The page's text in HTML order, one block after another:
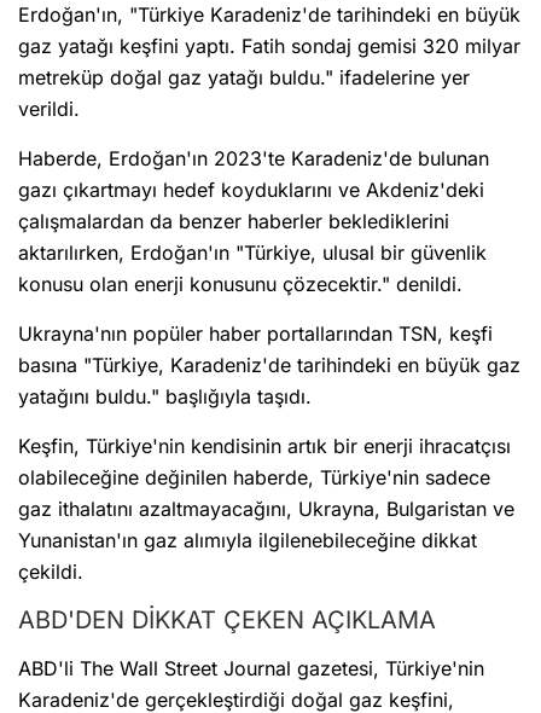
Erdoğan'ın, "Türkiye Karadeniz'de tarihindeki en büyük
gaz yatağı keşfini yaptı. Fatih sondaj gemisi 320 milyar
metreküp doğal gaz yatağı buldu." ifadelerine yer
verildi.
Haberde, Erdoğan'ın 2023'te Karadeniz'de bulunan
gazı çıkartmayı hedef koyduklarını ve Akdeniz'deki
çalışmalardan da benzer haberler beklediklerini
aktarılırken, Erdoğan'ın "Türkiye, ulusal bir güvenlik
konusu olan enerji konusunu çözecektir." denildi.
Ukrayna'nın popüler haber portallarından TSN, keşfi
basına "Türkiye, Karadeniz'de tarihindeki en büyük gaz
yatağını buldu." başlığıyla taşıdı.
Keşfin, Türkiye'nin kendisinin artık bir enerji ihracatçısı
olabileceğine değinilen haberde, Türkiye'nin sadece
gaz ithalatını azaltmayacağını, Ukrayna, Bulgaristan ve
Yunanistan'ın gaz alımıyla ilgilenebileceğine dikkat
çekildi.
ABD'DEN DİKKAT ÇEKEN AÇIKLAMA
ABD'li The Wall Street Journal gazetesi, Türkiye'nin
Karadeniz'de gerçekleştirdiği doğal gaz keşfini,